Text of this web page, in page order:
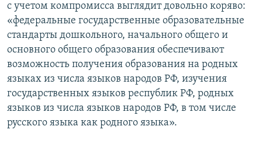
с учетом компромисса выглядит довольно коряво:
«федеральные государственные образовательные
стандарты дошкольного, начального общего и
основного общего образования обеспечивают
возможность получения образования на родных
языках из числа языков народов РФ, изучения
государственных языков республик РФ, родных
языков из числа языков народов РФ, в том числе
русского языка как родного языка».